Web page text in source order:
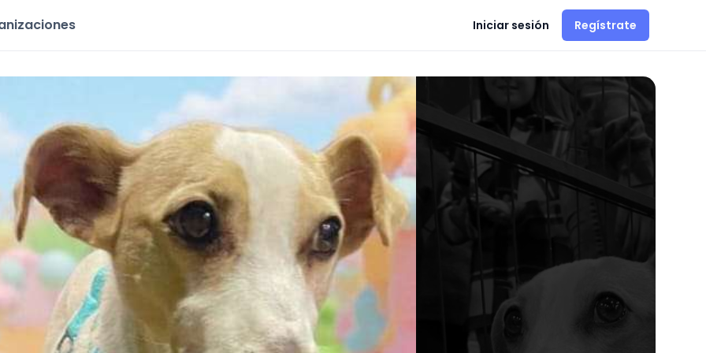
Iniciar sesión Regístrate